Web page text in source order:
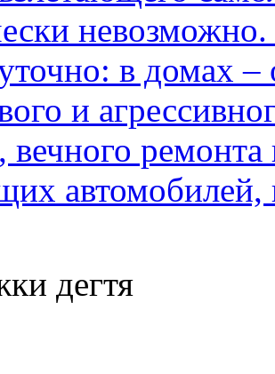
в домах
и
вечного
дегтя